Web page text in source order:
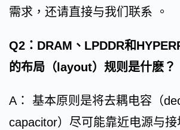
需求，还请直接与我们联系 。
Q2：DRAM、LPDDR和
的布局（layout）规则是什麽？
A： 基本原则是将去耦电容（
capacitor）尽可能靠近电源与接